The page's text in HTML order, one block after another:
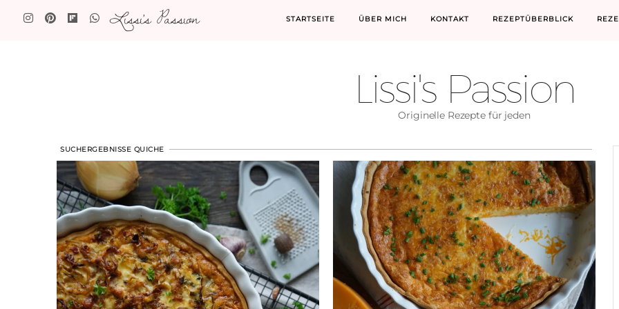
Lissi's Passion STARTSEITE ÜBER MICH KONTAKT REZEPTÜBERBLICK
Lissi's Passion
Originelle Rezepte für jeden
SUCHERGEBNISSE QUICHE